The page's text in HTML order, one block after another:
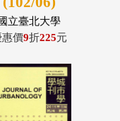
立臺北大學
惠價9折225元